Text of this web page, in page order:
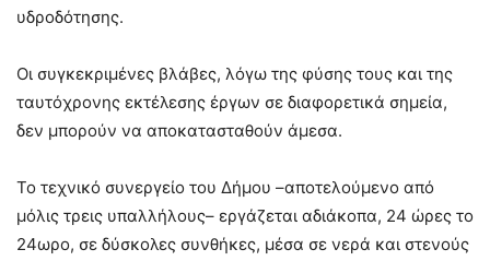
υδροδότησης.
Οι συγκεκριμένες βλάβες, λόγω της φύσης τους και της
ταυτόχρονης εκτέλεσης έργων σε διαφορετικά σημεία,
δεν μπορούν να αποκατασταθούν άμεσα.
Το τεχνικό συνεργείο του Δήμου –αποτελούμενο από
μόλις τρεις υπαλλήλους– εργάζεται αδιάκοπα, 24 ώρες το
24ωρο, σε δύσκολες συνθήκες, μέσα σε νερά και στενούς